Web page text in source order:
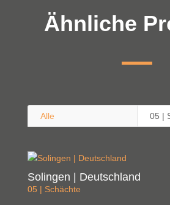
Ähnliche
Alle 05 |
Solingen | Deutschland
05 | Schächte